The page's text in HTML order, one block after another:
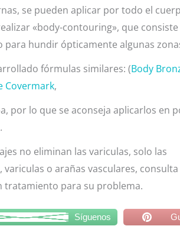
se pueden aplicar por todo el
«body-contouring», que consiste
hundir ópticamente algunas
fórmulas similares: (Body
Covermark,
por lo que se aconseja aplicarlos en
no eliminan las variculas, solo las
o arañas vasculares,
tratamiento para su problema.
Síguenos